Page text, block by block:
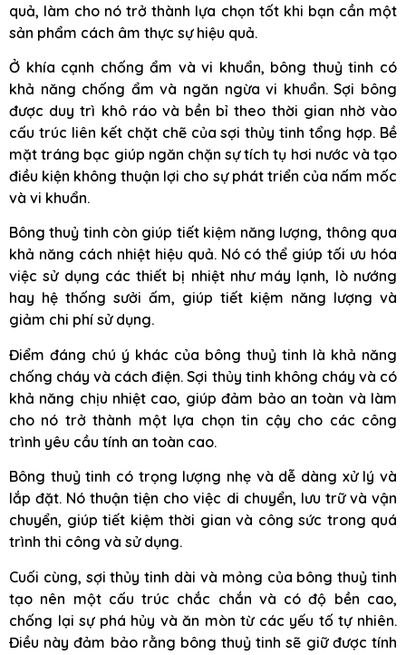
quả, làm cho nó trở thành lựa chọn tốt khi bạn cần một
sản phẩm cách âm thực sự hiệu quả.
Ở khía cạnh chống ẩm và vi khuẩn, bông thuỷ tinh có
khả năng chống ẩm và ngăn ngừa vi khuẩn. Sợi bông
được duy trì khô ráo và bền bỉ theo thời gian nhờ vào
cấu trúc liên kết chặt chẽ của sợi thủy tinh tổng hợp. Bề
mặt tráng bạc giúp ngăn chặn sự tích tụ hơi nước và tạo
điều kiện không thuận lợi cho sự phát triển của nấm mốc
và vi khuẩn.
Bông thuỷ tinh còn giúp tiết kiệm năng lượng, thông qua
khả năng cách nhiệt hiệu quả. Nó có thể giúp tối ưu hóa
việc sử dụng các thiết bị nhiệt như máy lạnh, lò nướng
hay hệ thống sưởi ấm, giúp tiết kiệm năng lượng và
giảm chi phí sử dụng.
Điểm đáng chú ý khác của bông thuỷ tinh là khả năng
chống cháy và cách điện. Sợi thủy tinh không cháy và có
khả năng chịu nhiệt cao, giúp đảm bảo an toàn và làm
cho nó trở thành một lựa chọn tin cậy cho các công
trình yêu cầu tính an toàn cao.
Bông thuỷ tinh có trọng lượng nhẹ và dễ dàng xử lý và
lắp đặt. Nó thuận tiện cho việc di chuyển, lưu trữ và vận
chuyển, giúp tiết kiệm thời gian và công sức trong quá
trình thi công và sử dụng.
Cuối cùng, sợi thủy tinh dài và mỏng của bông thuỷ tinh
tạo nên một cấu trúc chắc chắn và có độ bền cao,
chống lại sự phá hủy và ăn mòn từ các yếu tố tự nhiên.
Điều này đảm bảo rằng bông thuỷ tinh sẽ giữ được tính